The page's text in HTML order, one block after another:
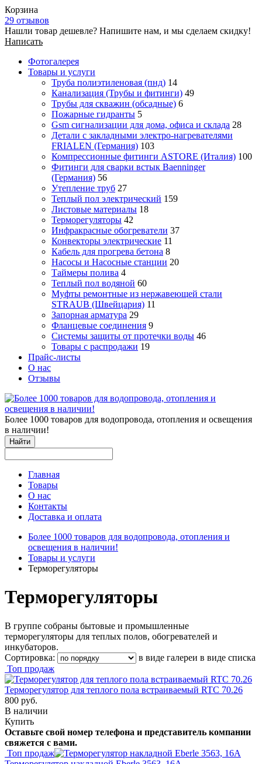
Корзина
29 отзывов
Нашли товар дешевле? Напишите нам, и мы сделаем скидку!
Написать
Фотогалерея
Товары и услуги
Труба полиэтиленовая (пнд) 14
Канализация (Трубы и фитинги) 49
Трубы для скважин (обсадные) 6
Пожарные гидранты 5
Gsm сигнализации для дома, офиса и склада 28
Детали с закладными электро-нагревателями
FRIALEN (Германия) 103
Компрессионные фитинги ASTORE (Италия) 100
Фитинги для сварки встык Baenninger
(Германия) 56
Утепление труб 27
Теплый пол электрический 159
Листовые материалы 18
Терморегуляторы 42
Инфракрасные обогреватели 37
Конвекторы электрические 11
Кабель для прогрева бетона 8
Насосы и Насосные станции 20
Таймеры полива 4
Теплый пол водяной 60
Муфты ремонтные из нержавеющей стали
STRAUB (Швейцария) 11
Запорная арматура 29
Фланцевые соединения 9
Системы защиты от протечки воды 46
Товары с распродажи 19
Прайс-листы
О нас
Отзывы
Более 1000 товаров для водопровода, отопления и освещения
в наличии!
Найти
Главная
Товары
О нас
Контакты
Доставка и оплата
Более 1000 товаров для водопровода, отопления и
освещения в наличии!
Товары и услуги
Терморегуляторы
Терморегуляторы
В группе собраны бытовые и промышленные
терморегуляторы для теплых полов, обогревателей и
инкубаторов.
Сортировка:
в виде галереи в виде списка
Топ продаж
Терморегулятор для теплого пола встраиваемый RTC 70.26
800 руб.
В наличии
Купить
Оставьте свой номер телефона и представитель компании
свяжется с вами.
Топ продаж